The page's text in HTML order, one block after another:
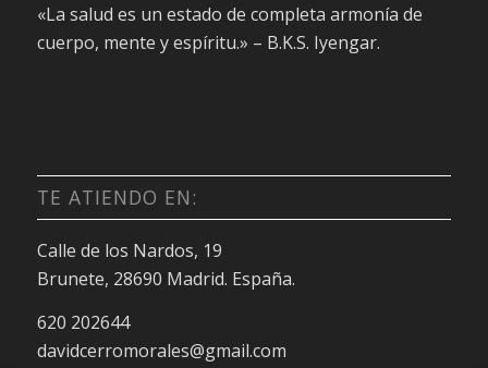
«La salud es un estado de completa armonía de
cuerpo, mente y espíritu.» – B.K.S. Iyengar.
TE ATIENDO EN:
Calle de los Nardos, 19
Brunete, 28690 Madrid. España.
620 202644
davidcerromorales@gmail.com